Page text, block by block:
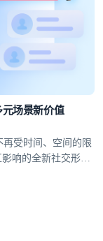
场景新价值
受时间、空间的限
响的全新社交形